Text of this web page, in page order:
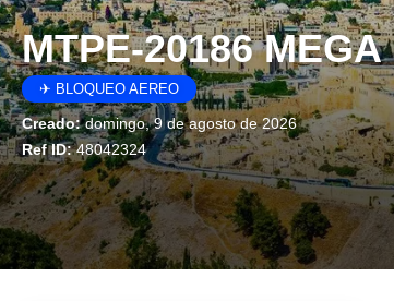
MTPE-20186
✈ BLOQUEO AEREO
Creado:domingo, 9 de agosto de 2026
Ref ID:48042324